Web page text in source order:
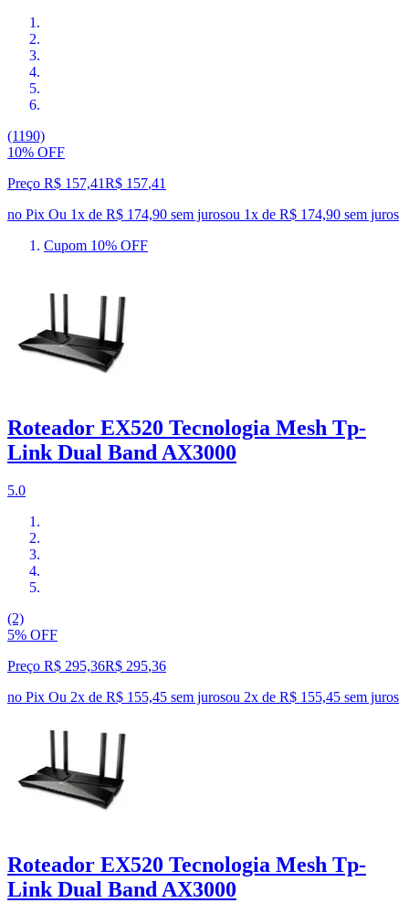
(1190)
10% OFF
Preço R$ 157,41R$ 157,41
no Pix Ou 1x de R$ 174,90 sem jurosou 1x de R$ 174,90 sem juros
Cupom 10% OFF
Roteador EX520 Tecnologia Mesh Tp-
Link Dual Band AX3000
5.0
(2)
5% OFF
Preço R$ 295,36R$ 295,36
no Pix Ou 2x de R$ 155,45 sem jurosou 2x de R$ 155,45 sem juros
Roteador EX520 Tecnologia Mesh Tp-
Link Dual Band AX3000